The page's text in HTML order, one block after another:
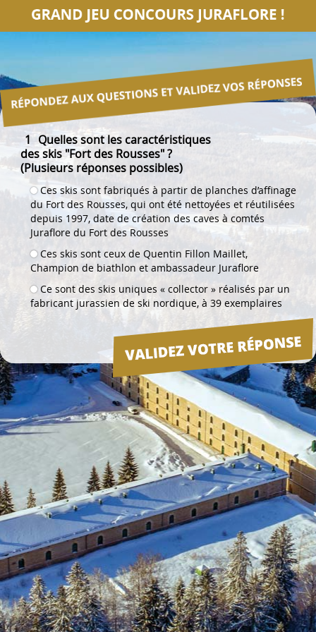
1 Quelles sont les caractéristiques
des skis "Fort des Rousses" ?
(Plusieurs réponses possibles)
Ces skis sont fabriqués à partir de planches d’affinage
du Fort des Rousses, qui ont été nettoyées et réutilisées
depuis 1997, date de création des caves à comtés
Juraflore du Fort des Rousses
Ces skis sont ceux de Quentin Fillon Maillet,
Champion de biathlon et ambassadeur Juraflore
Ce sont des skis uniques « collector » réalisés par un
fabricant jurassien de ski nordique, à 39 exemplaires